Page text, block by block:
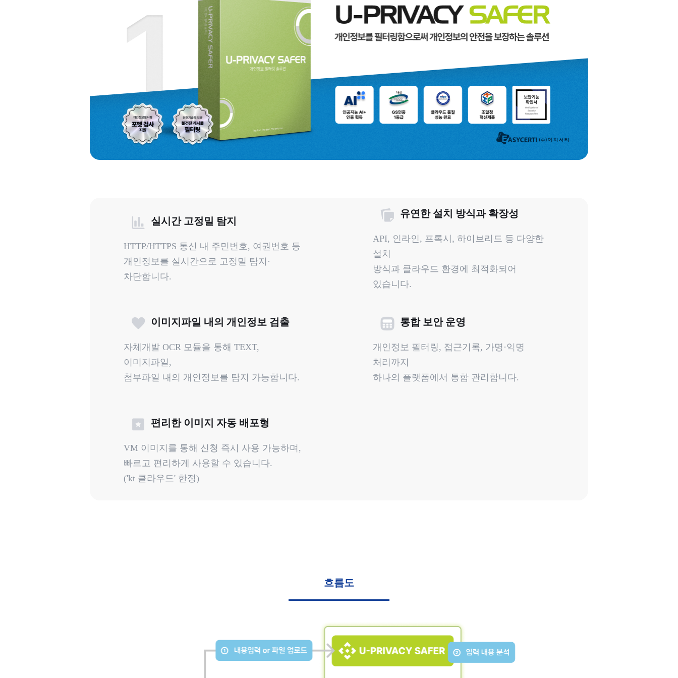
실시간 고정밀 탐지
HTTP/HTTPS 통신 내 주민번호, 여권번호 등
개인정보를 실시간으로 고정밀 탐지·
차단합니다.
이미지파일 내의 개인정보 검출
자체개발 OCR 모듈을 통해 TEXT,
이미지파일,
첨부파일 내의 개인정보를 탐지 가능합니다.
편리한 이미지 자동 배포형
VM 이미지를 통해 신청 즉시 사용 가능하며,
빠르고 편리하게 사용할 수 있습니다.
('kt 클라우드' 한정)
유연한 설치 방식과 확장성
API, 인라인, 프록시, 하이브리드 등 다양한
설치
방식과 클라우드 환경에 최적화되어
있습니다.
통합 보안 운영
개인정보 필터링, 접근기록, 가명·익명
처리까지
하나의 플랫폼에서 통합 관리합니다.
흐름도